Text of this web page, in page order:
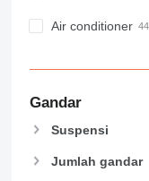
Air conditioner
Gandar
Suspensi
Jumlah gandar